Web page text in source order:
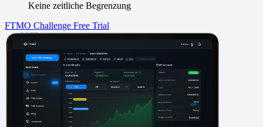
Keine zeitliche Begrenzung
FTMO Challenge Free Trial